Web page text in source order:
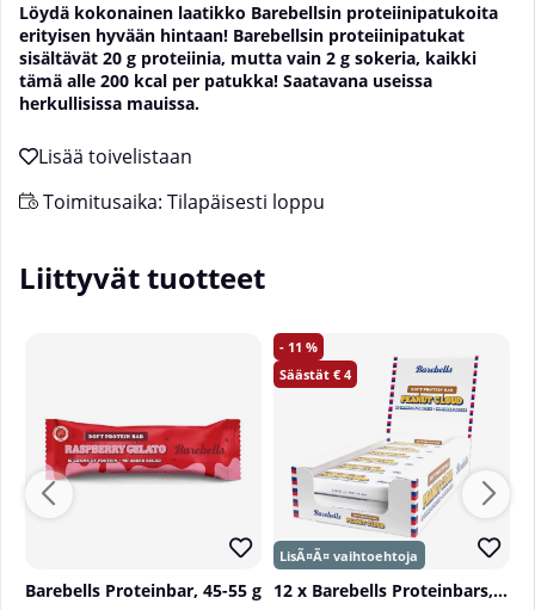
Löydä kokonainen laatikko Barebellsin proteiinipatukoita
erityisen hyvään hintaan! Barebellsin proteiinipatukat
sisältävät 20 g proteiinia, mutta vain 2 g sokeria, kaikki
tämä alle 200 kcal per patukka! Saatavana useissa
herkullisissa mauissa.
Toimitusaika: Tilapäisesti loppu
Liittyvät tuotteet
Barebells Proteinbar, 45-55 g
11
4
12 x Barebells Proteinbars, 55 g